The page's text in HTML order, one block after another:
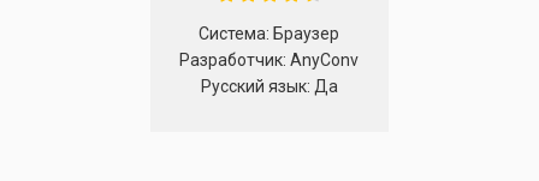
Система: Браузер
Разработчик: AnyConv
Русский язык: Да